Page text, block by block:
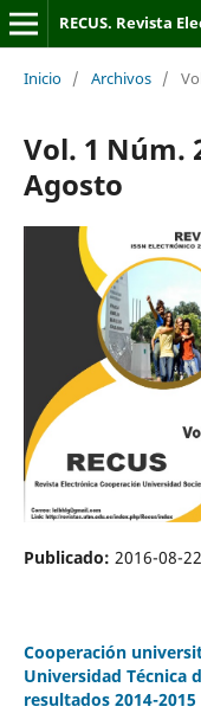
Inicio / Archivos /
Vol. 1 Núm.
Agosto
Publicado: 2016-08-22
Cooperación
Universidad Técnica
resultados 2014-2015